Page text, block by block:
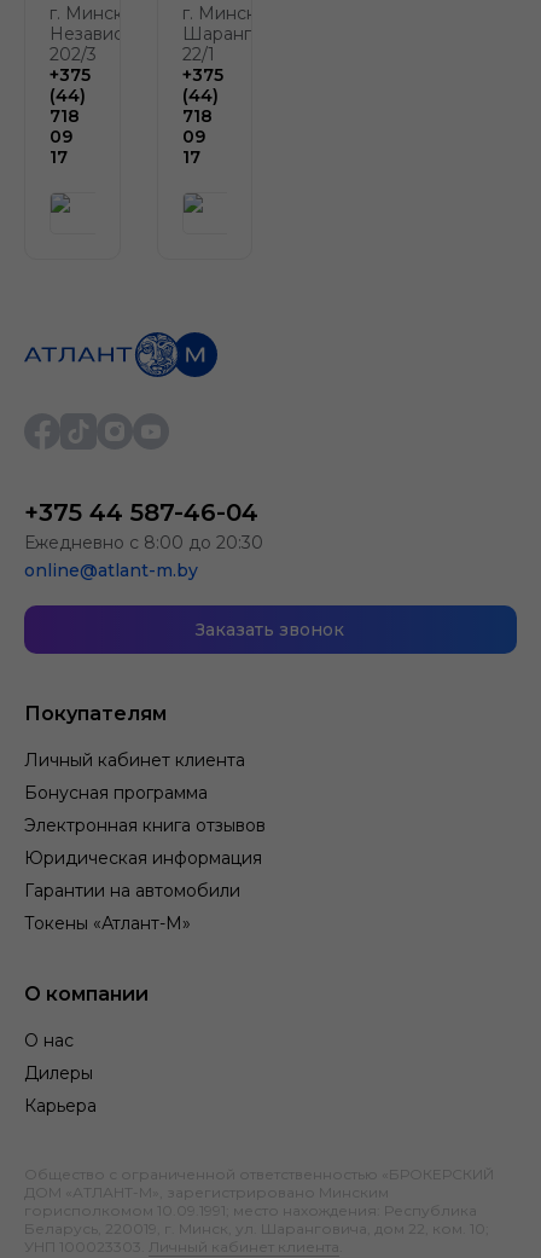
г. Минск, пр-т
Независимости,
202/3
+375
(44)
718
09
17
г. Минск, ул.
Шаранговича
22/1
+375
(44)
718
09
17
Покупателям
Личный кабинет клиента
Бонусная программа
Электронная книга отзывов
Юридическая информация
Гарантии на автомобили
Токены «Атлант-М»
О компании
О нас
Дилеры
Карьера
+375 44 587-46-04
Ежедневно с 8:00 до 20:30
online@atlant-m.by
Заказать звонок
Общество с ограниченной ответственностью «БРОКЕРСКИЙ
ДОМ «АТЛАНТ-М», зарегистрировано Минским
горисполкомом 10.09.1991; место нахождения: Республика
Беларусь, 220019, г. Минск, ул. Шаранговича, дом 22, ком. 10;
УНП 100023303.
Личный кабинет клиента